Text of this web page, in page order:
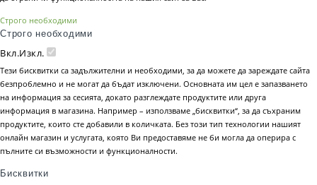
Строго необходими
Строго необходими
Вкл.Изкл.
Тези бисквитки са задължителни и необходими, за да можете да зареждате сайта
безпроблемно и не могат да бъдат изключени. Основната им цел е запазването
на информация за сесията, докато разглеждате продуктите или друга
информация в магазина. Например – използваме „бисквитки“, за да съхраним
продуктите, които сте добавили в количката. Без този тип технологии нашият
онлайн магазин и услугата, която Ви предоставяме не би могла да оперира с
пълните си възможности и функционалности.
Бисквитки